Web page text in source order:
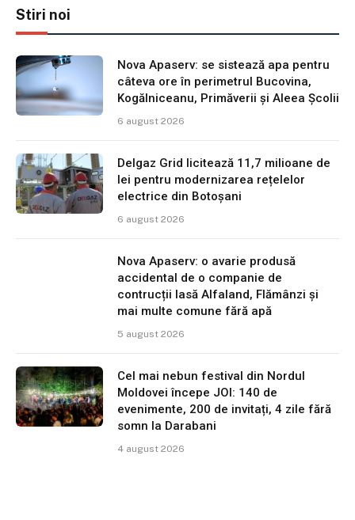
Stiri noi
Nova Apaserv: se sistează apa pentru
câteva ore în perimetrul Bucovina,
Kogălniceanu, Primăverii și Aleea Școlii
6 august 2026
Delgaz Grid licitează 11,7 milioane de
lei pentru modernizarea rețelelor
electrice din Botoșani
6 august 2026
Nova Apaserv: o avarie produsă
accidental de o companie de
contrucții lasă Alfaland, Flămânzi și
mai multe comune fără apă
5 august 2026
Cel mai nebun festival din Nordul
Moldovei începe JOI: 140 de
evenimente, 200 de invitați, 4 zile fără
somn la Darabani
4 august 2026